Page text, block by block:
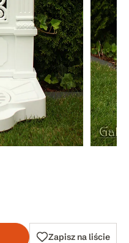
Zapisz na liście